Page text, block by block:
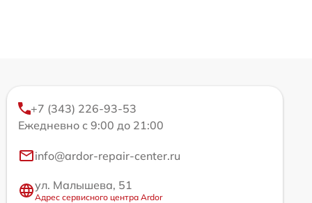
+7 (343) 226-93-53
Ежедневно с 9:00 до 21:00
info@ardor-repair-center.ru
ул. Малышева, 51
Адрес сервисного центра Ardor